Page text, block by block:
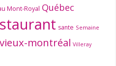
Mont-Royal Québec
sante Semaine
vieux-montréal Villeray